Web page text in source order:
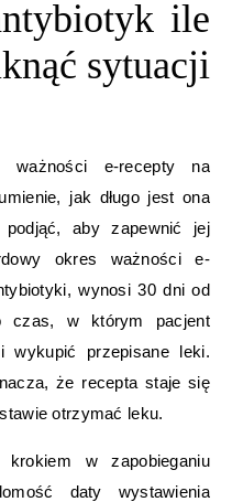
ile
sytuacji
ważności e-recepty na
jak długo jest ona
aby zapewnić jej
okres ważności e-
wynosi 30 dni od
czas, w którym pacjent
przepisane leki.
że recepta staje się
otrzymać leku.
w zapobieganiu
daty wystawienia